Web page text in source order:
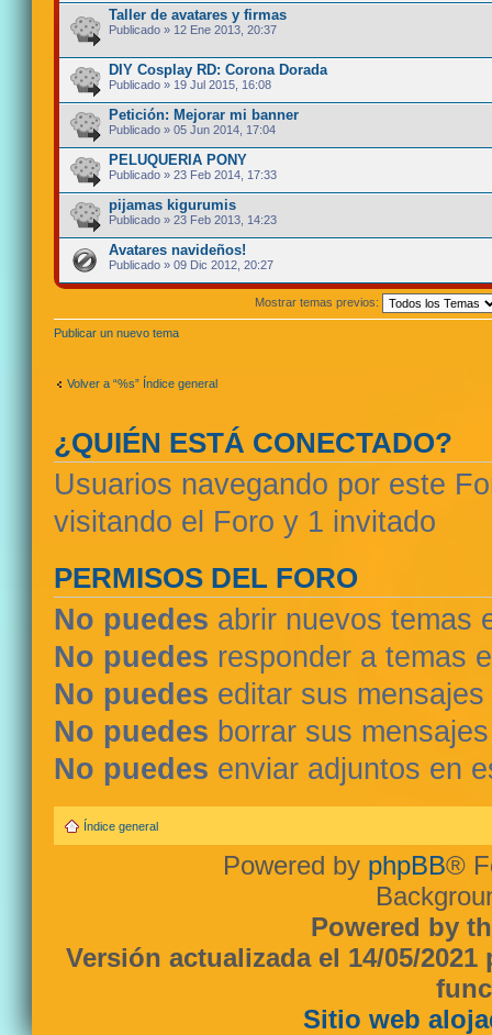
Taller de avatares y firmas
Publicado » 12 Ene 2013, 20:37
DIY Cosplay RD: Corona Dorada
Publicado » 19 Jul 2015, 16:08
Petición: Mejorar mi banner
Publicado » 05 Jun 2014, 17:04
PELUQUERIA PONY
Publicado » 23 Feb 2014, 17:33
pijamas kigurumis
Publicado » 23 Feb 2013, 14:23
Avatares navideños!
Publicado » 09 Dic 2012, 20:27
Mostrar temas previos:
Publicar un nuevo tema
Volver a “%s” Índice general
¿QUIÉN ESTÁ CONECTADO?
Usuarios navegando por este
visitando el Foro y 1 invitado
PERMISOS DEL FORO
No puedes abrir nuevos temas
No puedes responder a temas
No puedes editar sus
No puedes borrar sus
No puedes enviar adjuntos en
Índice general
Powered by phpBB®
Powered by
Versión actualizada el 14/05/
Sitio web